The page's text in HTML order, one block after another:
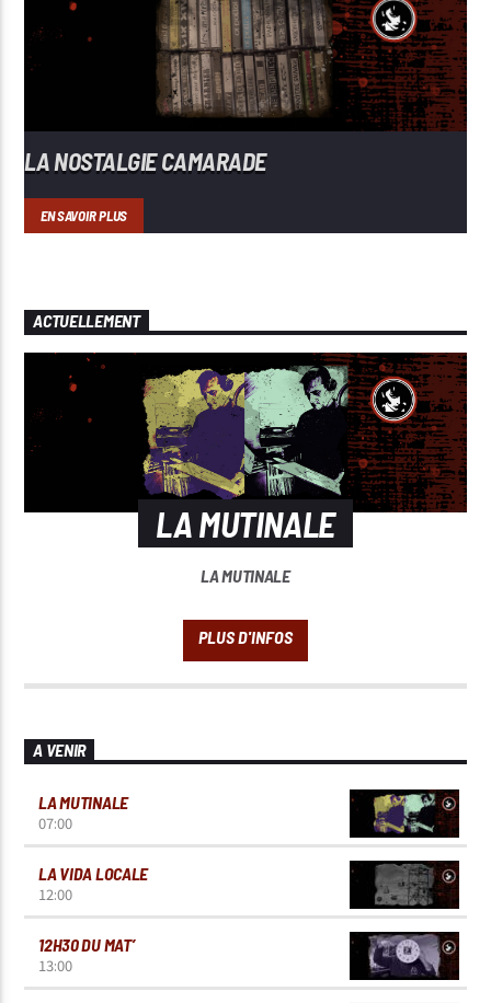
LA NOSTALGIE CAMARADE
EN SAVOIR PLUS
ACTUELLEMENT
LA MUTINALE
LA MUTINALE
A VENIR
LA MUTINALE
07:00
LA VIDA LOCALE
12:00
12H30 DU MAT’
13:00